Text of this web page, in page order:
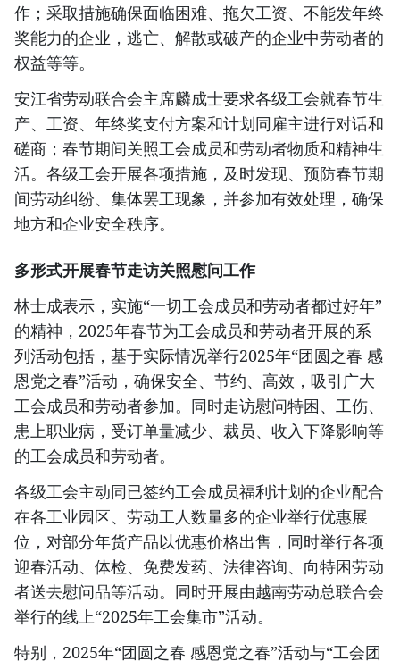
作；采取措施确保面临困难、拖欠工资、不能发年终
奖能力的企业，逃亡、解散或破产的企业中劳动者的
权益等等。
安江省劳动联合会主席麟成士要求各级工会就春节生
产、工资、年终奖支付方案和计划同雇主进行对话和
磋商；春节期间关照工会成员和劳动者物质和精神生
活。各级工会开展各项措施，及时发现、预防春节期
间劳动纠纷、集体罢工现象，并参加有效处理，确保
地方和企业安全秩序。
多形式开展春节走访关照慰问工作
林士成表示，实施“一切工会成员和劳动者都过好年”
的精神，2025年春节为工会成员和劳动者开展的系
列活动包括，基于实际情况举行2025年“团圆之春 感
恩党之春”活动，确保安全、节约、高效，吸引广大
工会成员和劳动者参加。同时走访慰问特困、工伤、
患上职业病，受订单量减少、裁员、收入下降影响等
的工会成员和劳动者。
各级工会主动同已签约工会成员福利计划的企业配合
在各工业园区、劳动工人数量多的企业举行优惠展
位，对部分年货产品以优惠价格出售，同时举行各项
迎春活动、体检、免费发药、法律咨询、向特困劳动
者送去慰问品等活动。同时开展由越南劳动总联合会
举行的线上“2025年工会集市”活动。
特别，2025年“团圆之春 感恩党之春”活动与“工会团